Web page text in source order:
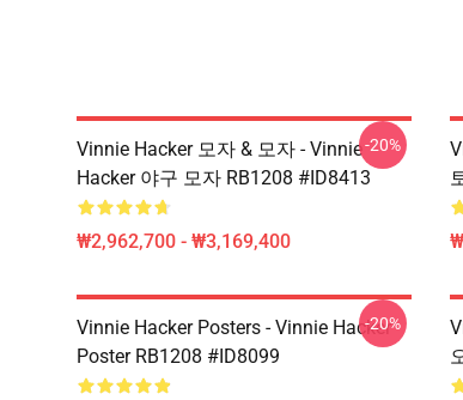
Vinnie Hacker 모자 & 모자 - Vinnie
Hacker 야구 모자 RB1208 #ID8413
₩2,962,700 - ₩3,169,400
-20%
Vinnie Hacker Posters - Vinnie Hacker
Poster RB1208 #ID8099
-20%